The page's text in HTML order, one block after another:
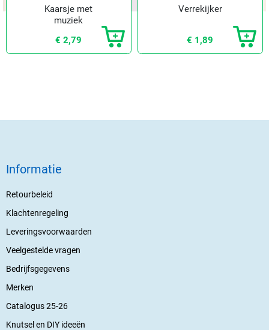
Kaarsje met
muziek
€ 2,79
Verrekijker
€ 1,89
Informatie
Retourbeleid
Klachtenregeling
Leveringsvoorwaarden
Veelgestelde vragen
Bedrijfsgegevens
Merken
Catalogus 25-26
Knutsel en DIY ideeën